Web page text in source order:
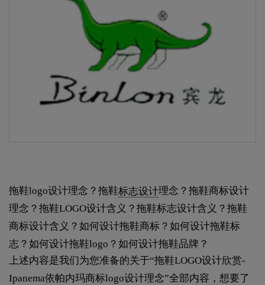
拖鞋logo设计理念？拖鞋标志设计理念？拖鞋商标设计
理念？拖鞋LOGO设计含义？拖鞋标志设计含义？拖鞋
商标设计含义？如何设计拖鞋商标？如何设计拖鞋标
志？如何设计拖鞋logo？如何设计拖鞋品牌？
上述内容是我们为您准备的关于“拖鞋LOGO设计欣赏-
Ipanema依帕内玛商标logo设计理念”全部内容，想要了